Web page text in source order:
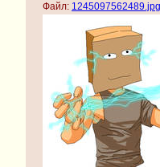
Файл: 1245097562489.jpg